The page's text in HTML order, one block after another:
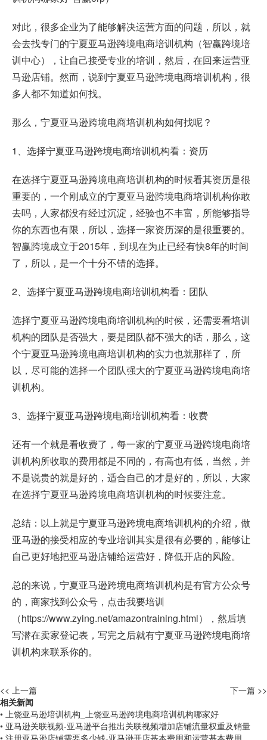
对此，很多企业为了能够解决运营方面的问题，所以，就
会去找专门的宁夏亚马逊跨境电商培训机构（智赢跨境培
训中心），让自己接受专业的培训，然后，在回来运营亚
马逊店铺。然而，说到宁夏亚马逊跨境电商培训机构，很
多人都不知道如何找。
那么，宁夏亚马逊跨境电商培训机构如何找呢？
1、选择宁夏亚马逊跨境电商培训机构看：资历
在选择宁夏亚马逊跨境电商培训机构的时候看其资历是很
重要的，一个刚成立的宁夏亚马逊跨境电商培训机构你敢
去吗，人家都没有经过沉淀，经验也不丰富，所能够指导
你的东西也有限，所以，选择一家资历深的是很重要的。
智赢跨境成立于2015年，到现在为止已经有快8年的时间
了，所以，是一个十分不错的选择。
2、选择宁夏亚马逊跨境电商培训机构看：团队
选择宁夏亚马逊跨境电商培训机构的时候，还需要看培训
机构的团队是否强大，要是团队都不强大的话，那么，这
个宁夏亚马逊跨境电商培训机构的实力也就那样了，所
以，尽可能的选择一个团队强大的宁夏亚马逊跨境电商培
训机构。
3、选择宁夏亚马逊跨境电商培训机构看：收费
还有一个就是看收费了，每一家的宁夏亚马逊跨境电商培
训机构所收取的费用都是不同的，有高也有低，当然，并
不是说贵的就是好的，适合自己的才是好的，所以，大家
在选择宁夏亚马逊跨境电商培训机构的时候要注意。
总结：以上就是宁夏亚马逊跨境电商培训机构的介绍，做
亚马逊的接受相应的专业培训其实是很有必要的，能够让
自己更好地把亚马逊店铺给运营好，降低开店的风险。
总的来说，宁夏亚马逊跨境电商培训机构是有官方公众号
的，商家找到公众号，点击我要培训
（https://www.zying.net/amazontraining.html），然后填
写潜在卖家登记表，写完之后就有宁夏亚马逊跨境电商培
训机构来联系你的。
<< 上一篇
下一篇 >>
相关新闻
• 上饶亚马逊培训机构_上饶亚马逊跨境电商培训机构哪家好
• 亚马逊关联视频-亚马逊平台推出关联视频增加店铺流量权重及销量